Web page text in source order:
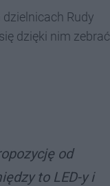
Rudy
dzięki nim zebrać
od
to LED-y i